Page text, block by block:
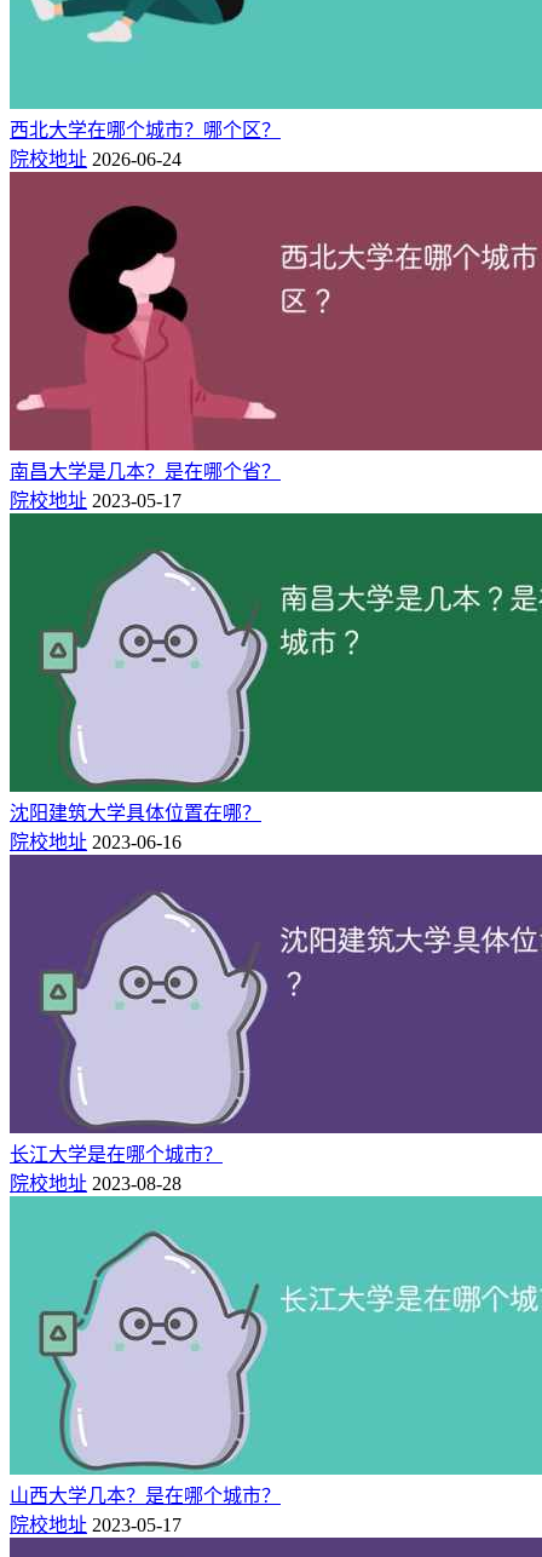
从1902年开始，西北大学就是陕西大学堂和京师大学堂速成科
仕学馆。一九一二年被称为西北大学。一九二三年改为国立西
北洋工学院、北平研究院等组成西安临时大学，一九三八年改
为西北联合大学，一九三九年改为西北联合大学。新中国成立
后，是教育部直属的综合性大学。一九五○年复名西北大学。
一九五八年改为陕西省主管。一九七八年被确定为全国重点大
学。目前是第一批国家世界一流学科建设大学，国家211工程
建设大学，教育部与陕西省共建大学。
相关推荐：
西北大学学费一年多少钱
2022西北大学录取分数线（在各省录取最低分是多少）
西北大学在哪个城市？哪个区？
院校地址 2026-06-24
南昌大学是几本？是在哪个省？
院校地址 2023-05-17
沈阳建筑大学具体位置在哪？
院校地址 2023-06-16
长江大学是在哪个城市？
院校地址 2023-08-28
山西大学几本？是在哪个城市？
院校地址 2023-05-17